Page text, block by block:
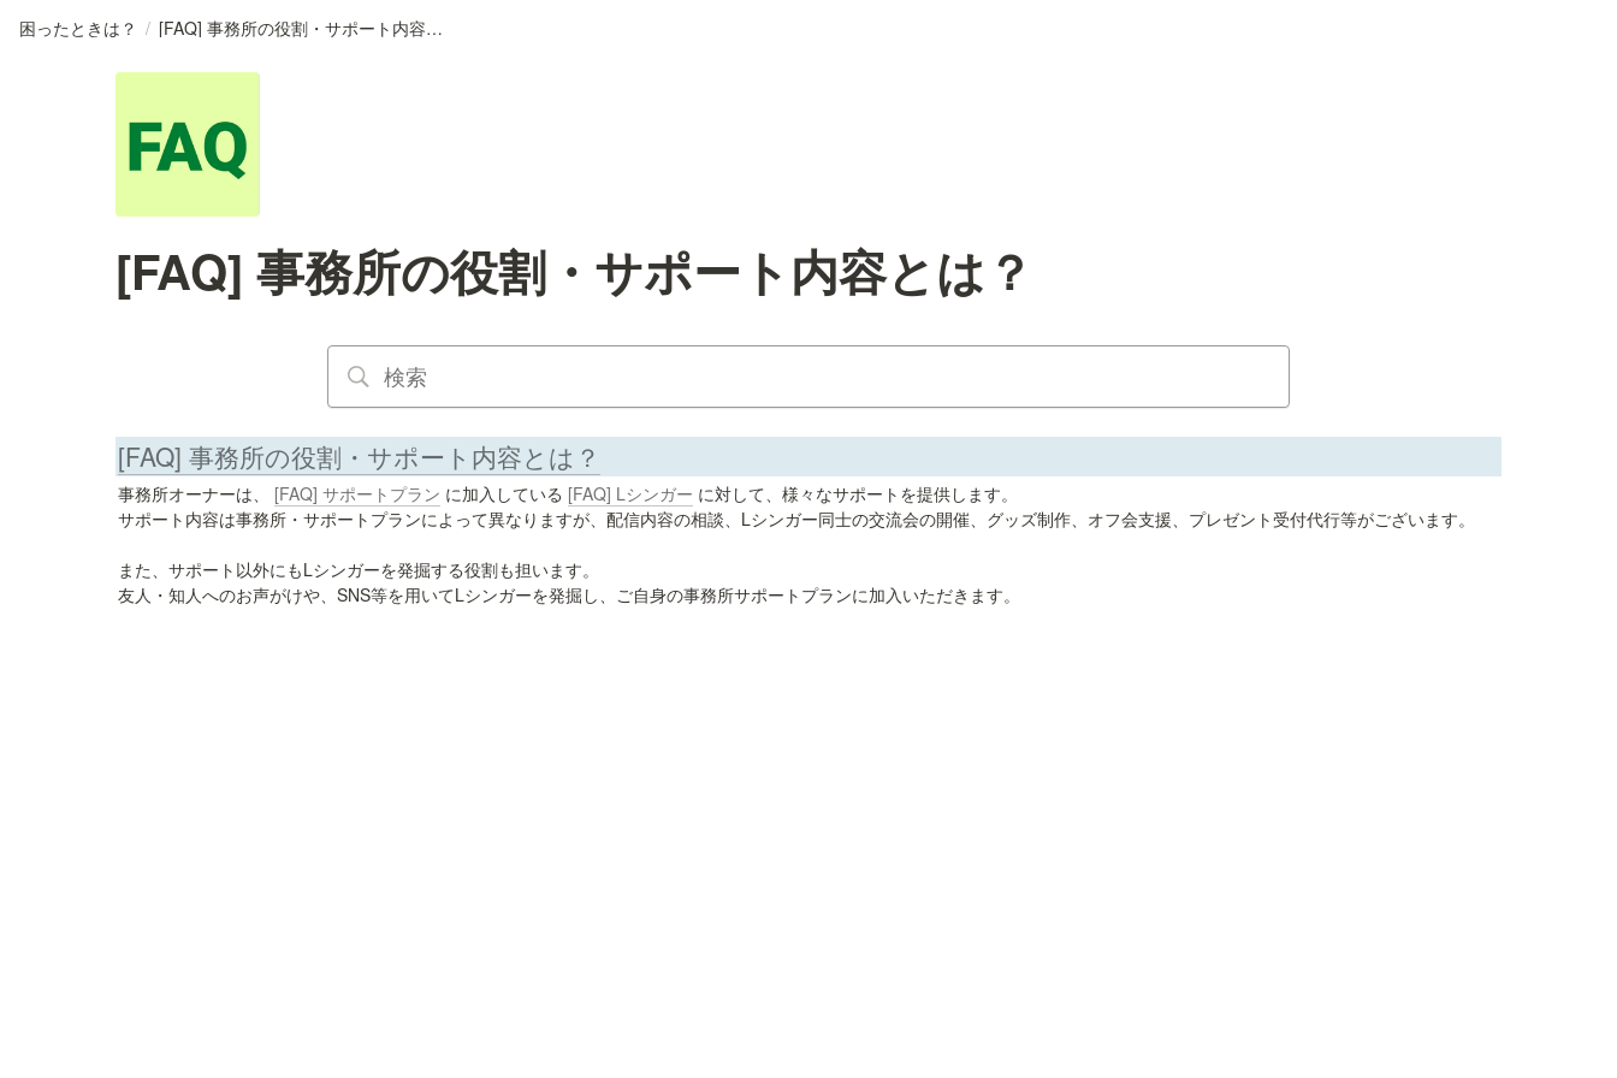
困ったときは？ / [FAQ] 事務所の役割・サポート内容とは？
[FAQ] 事務所の役割・サポート内容とは？
[FAQ] 事務所の役割・サポート内容とは？
事務所オーナーは、 [FAQ] サポートプラン に加入している [FAQ] Lシンガー に対して、様々なサポートを提供します。
サポート内容は事務所・サポートプランによって異なりますが、配信内容の相談、Lシンガー同士の交流会の開催、グッズ制作、オフ会支援、プレゼント受付代行等がございます。
また、サポート以外にもLシンガーを発掘する役割も担います。
友人・知人へのお声がけや、SNS等を用いてLシンガーを発掘し、ご自身の事務所サポートプランに加入いただきます。